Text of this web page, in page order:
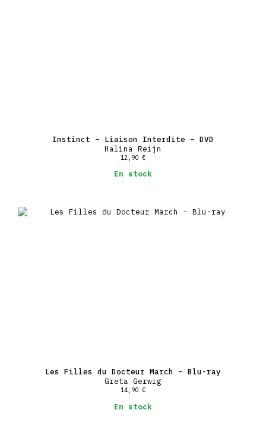
Instinct – Liaison Interdite – DVD
Halina Reijn
12,90 €
En stock
Les Filles du Docteur March – Blu-ray
Greta Gerwig
14,90 €
En stock